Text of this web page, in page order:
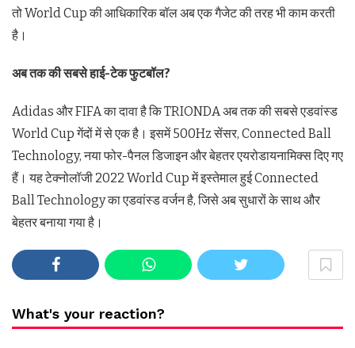
तो World Cup की आधिकारिक बॉल अब एक गैजेट की तरह भी काम करती
है।
अब तक की सबसे हाई-टेक फुटबॉल?
Adidas और FIFA का दावा है कि TRIONDA अब तक की सबसे एडवांस्ड
World Cup गेंदों में से एक है। इसमें 500Hz सेंसर, Connected Ball
Technology, नया फोर-पैनल डिजाइन और बेहतर एयरोडायनामिक्स दिए गए
हैं। यह टेक्नोलॉजी 2022 World Cup में इस्तेमाल हुई Connected
Ball Technology का एडवांस्ड वर्जन है, जिसे अब सुधारों के साथ और
बेहतर बनाया गया है।
What's your reaction?